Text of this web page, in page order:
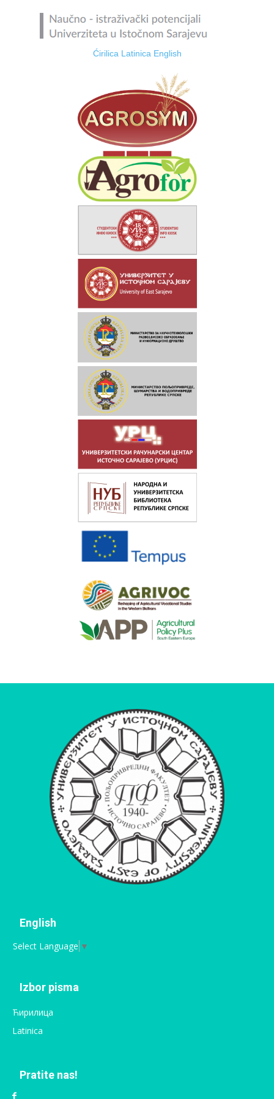
Ćirilica Latinica English
English
Select Language ▼
Izbor pisma
Ћирилица
Latinica
Pratite nas!